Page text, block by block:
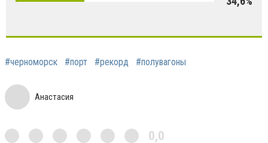
#черноморск #порт #рекорд #полувагоны
Анастасия
0,0